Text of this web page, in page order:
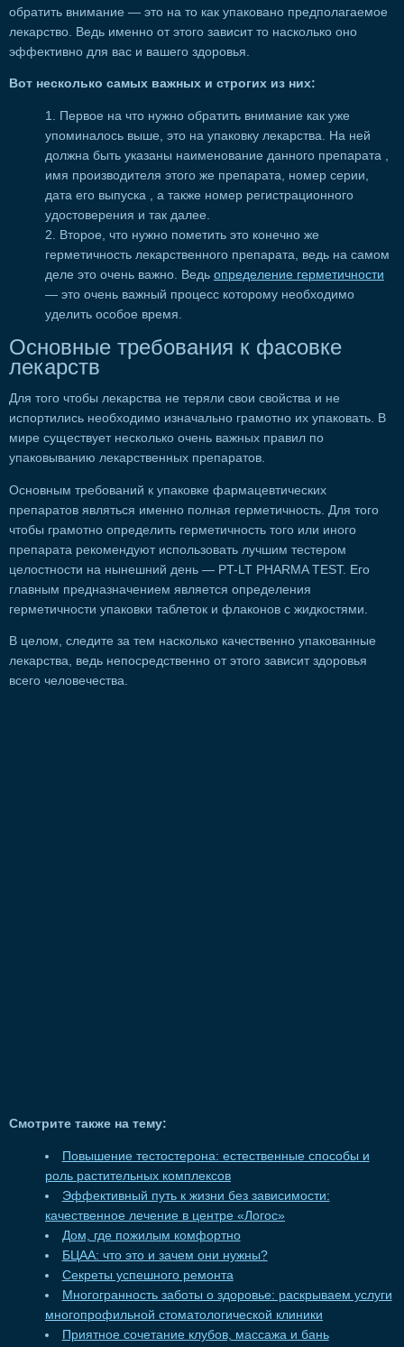
обратить внимание — это на то как упаковано предполагаемое
лекарство. Ведь именно от этого зависит то насколько оно
эффективно для вас и вашего здоровья.
Вот несколько самых важных и строгих из них:
Первое на что нужно обратить внимание как уже
упоминалось выше, это на упаковку лекарства. На ней
должна быть указаны наименование данного препарата ,
имя производителя этого же препарата, номер серии,
дата его выпуска , а также номер регистрационного
удостоверения и так далее.
Второе, что нужно пометить это конечно же
герметичность лекарственного препарата, ведь на самом
деле это очень важно. Ведь определение герметичности
— это очень важный процесс которому необходимо
уделить особое время.
Основные требования к фасовке
лекарств
Для того чтобы лекарства не теряли свои свойства и не
испортились необходимо изначально грамотно их упаковать. В
мире существует несколько очень важных правил по
упаковыванию лекарственных препаратов.
Основным требований к упаковке фармацевтических
препаратов являться именно полная герметичность. Для того
чтобы грамотно определить герметичность того или иного
препарата рекомендуют использовать лучшим тестером
целостности на нынешний день — PT-LT PHARMA TEST. Его
главным предназначением является определения
герметичности упаковки таблеток и флаконов с жидкостями.
В целом, следите за тем насколько качественно упакованные
лекарства, ведь непосредственно от этого зависит здоровья
всего человечества.
Смотрите также на тему:
Повышение тестостерона: естественные способы и
роль растительных комплексов
Эффективный путь к жизни без зависимости:
качественное лечение в центре «Логос»
Дом, где пожилым комфортно
БЦАА: что это и зачем они нужны?
Секреты успешного ремонта
Многогранность заботы о здоровье: раскрываем услуги
многопрофильной стоматологической клиники
Приятное сочетание клубов, массажа и бань